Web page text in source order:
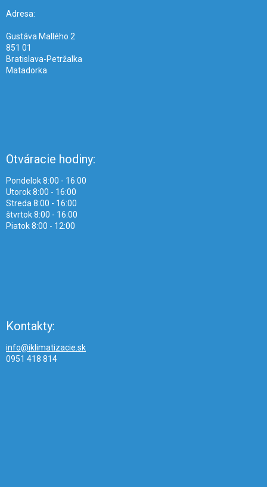
Adresa:
Gustáva Mallého 2
851 01
Bratislava-Petržalka
Matadorka
Otváracie hodiny:
Pondelok 8:00 - 16:00
Utorok 8:00 - 16:00
Streda 8:00 - 16:00
štvrtok 8:00 - 16:00
Piatok 8:00 - 12:00
Kontakty:
info@iklimatizacie.sk
0951 418 814